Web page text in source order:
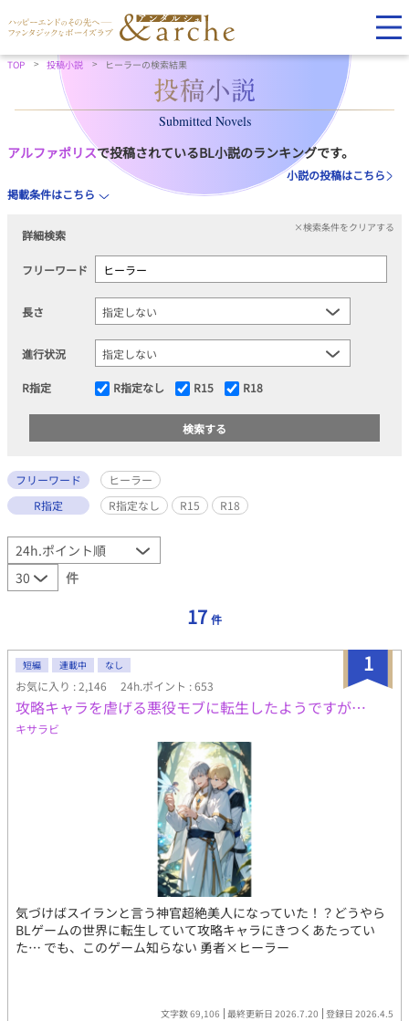
TOP 投稿小説 ヒーラーの検索結果
Submitted Novels
アルファポリスで投稿されているBL小説のランキングです。
小説の投稿はこちら
掲載条件はこちら
詳細検索
×検索条件をクリアする
フリーワード
長さ
進行状況
R指定 R指定なし R15 R18
フリーワード
ヒーラー
R指定
R指定なし R15 R18
件
17 件
1
短編 連載中 なし
お気に入り : 2,146 24h.ポイント : 653
攻略キャラを虐げる悪役モブに転生したようですが…
キサラビ
気づけばスイランと言う神官超絶美人になっていた！？どうやら
BLゲームの世界に転生していて攻略キャラにきつくあたってい
た… でも、このゲーム知らない 勇者×ヒーラー
文字数 69,106 最終更新日 2026.7.20 登録日 2026.4.5